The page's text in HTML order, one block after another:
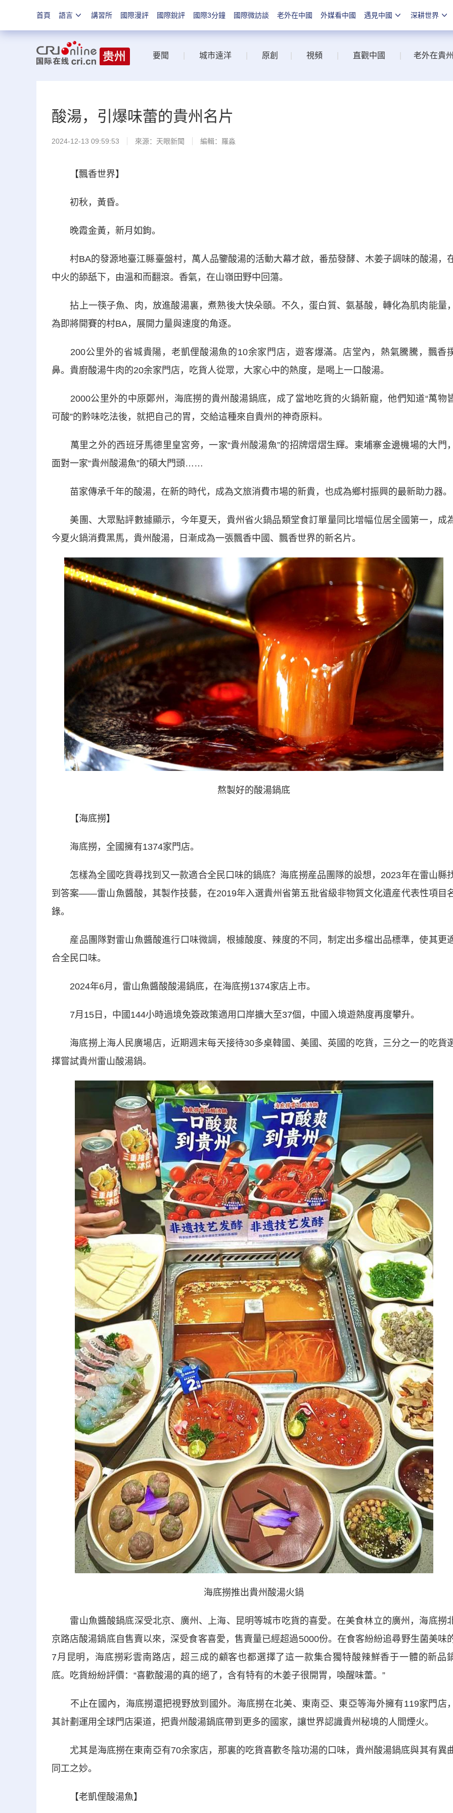
首頁 語言 講習所 國際漫評 國際銳評 國際3分鐘 國際微訪談 老外在中國 外媒看中國 遇見中國 深耕世界
要聞 城市遠洋 原創 視頻 直觀中國 老外在貴
酸湯，引爆味蕾的貴州名片
2024-12-13 09:59:53 來源： 天眼新聞 編輯：羅淼
【飄香世界】
初秋，黃昏。
晚霞金黃，新月如鉤。
村BA的發源地臺江縣臺盤村，萬人品鑒酸湯的活動大幕才啟，番茄發酵、木姜子調味的酸湯，
中火的舔舐下，由溫和而翻滾。香氣，在山嶺田野中回蕩。
拈上一筷子魚、肉，放進酸湯裏，煮熟後大快朵頤。不久，蛋白質、氨基酸，轉化為肌肉能量
為即將開賽的村BA，展開力量與速度的角逐。
200公里外的省城貴陽，老凱俚酸湯魚的10余家門店，遊客爆滿。店堂內，熱氣騰騰，飄香
鼻。貴廚酸湯牛肉的20余家門店，吃貨人從眾，大家心中的熱度，是喝上一口酸湯。
2000公里外的中原鄭州，海底撈的貴州酸湯鍋底，成了當地吃貨的火鍋新寵，他們知道“萬物
可酸”的黔味吃法後，就把自己的胃，交給這種來自貴州的神奇原料。
萬里之外的西班牙馬德里皇宮旁，一家“貴州酸湯魚”的招牌熠熠生輝。柬埔寨金邊機場的大門
面對一家“貴州酸湯魚”的碩大門頭……
苗家傳承千年的酸湯，在新的時代，成為文旅消費市場的新貴，也成為鄉村振興的最新助力器。
美團、大眾點評數據顯示，今年夏天，貴州省火鍋品類堂食訂單量同比增幅位居全國第一，成
今夏火鍋消費黑馬，貴州酸湯，日漸成為一張飄香中國、飄香世界的新名片。
熬製好的酸湯鍋底
【海底撈】
海底撈，全國擁有1374家門店。
怎樣為全國吃貨尋找到又一款適合全民口味的鍋底？海底撈産品團隊的設想，2023年在雷山縣
到答案——雷山魚醬酸，其製作技藝，在2019年入選貴州省第五批省級非物質文化遺産代表性項目
錄。
産品團隊對雷山魚醬酸進行口味微調，根據酸度、辣度的不同，制定出多檔出品標準，使其更
合全民口味。
2024年6月，雷山魚醬酸酸湯鍋底，在海底撈1374家店上市。
7月15日，中國144小時過境免簽政策適用口岸擴大至37個，中國入境遊熱度再度攀升。
海底撈上海人民廣場店，近期週末每天接待30多桌韓國、美國、英國的吃貨，三分之一的吃貨
擇嘗試貴州雷山酸湯鍋。
海底撈推出貴州酸湯火鍋
雷山魚醬酸鍋底深受北京、廣州、上海、昆明等城市吃貨的喜愛。在美食林立的廣州，海底撈
京路店酸湯鍋底自售賣以來，深受食客喜愛，售賣量已經超過5000份。在食客紛紛追尋野生菌美味
7月昆明，海底撈彩雲南路店，超三成的顧客也都選擇了這一款集合獨特酸辣鮮香于一體的新品
底。吃貨紛紛評價：“喜歡酸湯的真的絕了，含有特有的木姜子很開胃，喚醒味蕾。”
不止在國內，海底撈還把視野放到國外。海底撈在北美、東南亞、東亞等海外擁有119家門店
其計劃運用全球門店渠道，把貴州酸湯鍋底帶到更多的國家，讓世界認識貴州秘境的人間煙火。
尤其是海底撈在東南亞有70余家店，那裏的吃貨喜歡冬陰功湯的口味，貴州酸湯鍋底與其有異
同工之妙。
【老凱俚酸湯魚】